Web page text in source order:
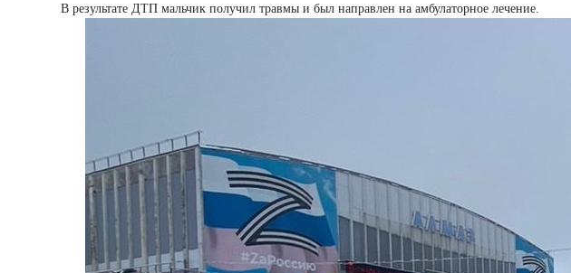
В результате ДТП мальчик получил травмы и был направлен на амбулаторное лечение.